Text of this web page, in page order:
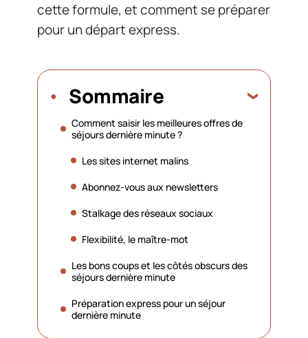
cette formule, et comment se préparer
pour un départ express.
Sommaire
Comment saisir les meilleures offres de
séjours dernière minute ?
Les sites internet malins
Abonnez-vous aux newsletters
Stalkage des réseaux sociaux
Flexibilité, le maître-mot
Les bons coups et les côtés obscurs des
séjours dernière minute
Préparation express pour un séjour
dernière minute